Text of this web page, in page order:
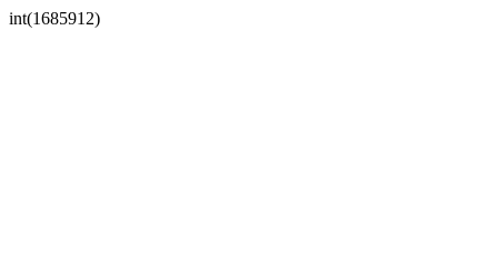
int(1685912)